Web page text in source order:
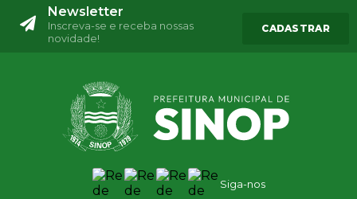
Newsletter
Inscreva-se e receba nossas
novidade!
CADASTRAR
Siga-nos